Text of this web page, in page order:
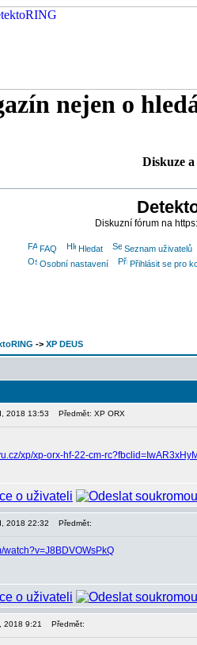
nejen o
Diskuze
Diskuzní fórum na
FAQ Hledat Seznam uživatelů
Osobní nastavení
Přihlásit se pro
-> XP DEUS
2018 13:53 Předmět: XP ORX
xp/xp-orx-hf-22-cm-
2018 22:32 Předmět:
watch?v=J8BDVOWsPkQ
2018 9:21 Předmět: